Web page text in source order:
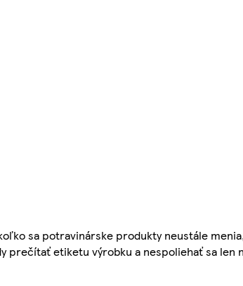
sa potravinárske produkty neustále
prečítať etiketu výrobku a nespoliehať sa len